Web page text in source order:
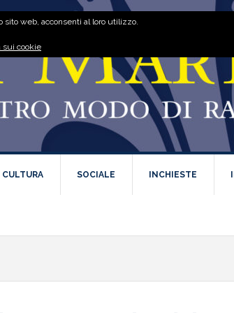
CULTURA SOCIALE INCHIESTE
web, acconsenti al loro utilizzo.
sui cookie